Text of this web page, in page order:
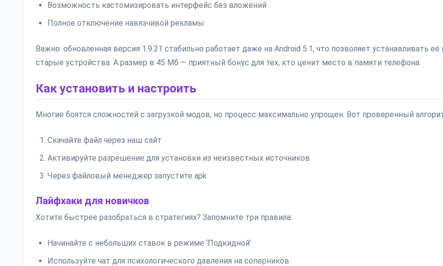
Возможность кастомизировать интерфейс без вложений
Полное отключение навязчивой рекламы
Важно: обновленная версия 1.9.21 стабильно работает даже на Android 5.1, что позволяет устанавливать её
старые устройства. А размер в 45 Мб — приятный бонус для тех, кто ценит место в памяти телефона.
Как установить и настроить
Многие боятся сложностей с загрузкой модов, но процесс максимально упрощен. Вот проверенный
Скачайте файл через наш сайт
Активируйте разрешение для установки из неизвестных источников
Через файловый менеджер запустите apk
Лайфхаки для новичков
Хотите быстрее разобраться в стратегиях? Запомните три правила:
Начинайте с небольших ставок в режиме ‘Подкидной’
Используйте чат для психологического давления на соперников